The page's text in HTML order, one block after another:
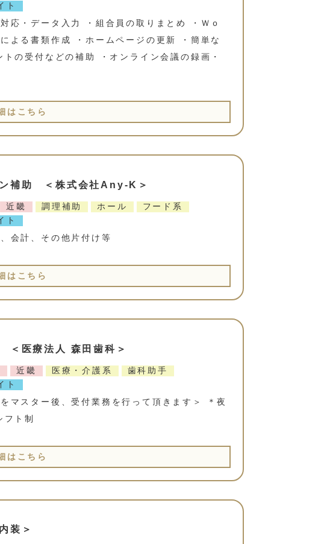
ト
応・データ入力 ・組合員の取りまとめ ・Ｗｏ
よる書類作成 ・ホームページの更新 ・簡単な
の受付などの補助 ・オンライン会議の録画・
はこちら
補助 ＜株式会社Any-K＞
近畿 調理補助 ホール
フード系
ト
会計、その他片付け等
はこちら
＜医療法人 森田歯科＞
近畿 医療・介護系
歯科助手
ト
マスター後、受付業務を行って頂きます＞ ＊夜
ト制
はこちら
装＞